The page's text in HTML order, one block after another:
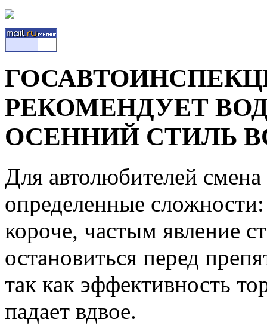
РЕКОМЕНДУЕТ
ОСЕННИЙ СТИЛЬ
Для автолюбителей смена
определенные
короче, частым явление
остановиться перед
так как эффективность
падает вдвое.